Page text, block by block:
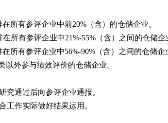
所有参评企业中前20%（含）的仓储企业。
在所有参评企业中21%-55%（含）之间的仓储企
所有参评企业中56%-90%（含）之间的仓储企
以外参与绩效评价的仓储企业。
究通过后向参评企业通报。
工作实际做好结果运用。